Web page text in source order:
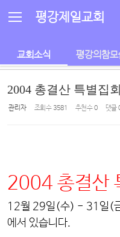
평강제일교회
교회소식 평강의참
2004 총결산 특별집회
관리자 조회 수3581 추천 수0 댓글
2004 총결산
12월 29일(수) - 31일(
에서 있습니다.